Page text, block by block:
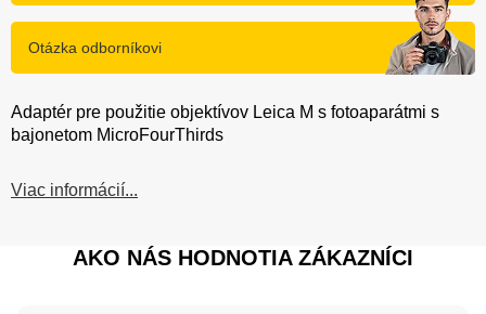
Otázka odborníkovi
Adaptér pre použitie objektívov Leica M s fotoaparátmi s
bajonetom MicroFourThirds
Viac informácií...
AKO NÁS HODNOTIA ZÁKAZNÍCI